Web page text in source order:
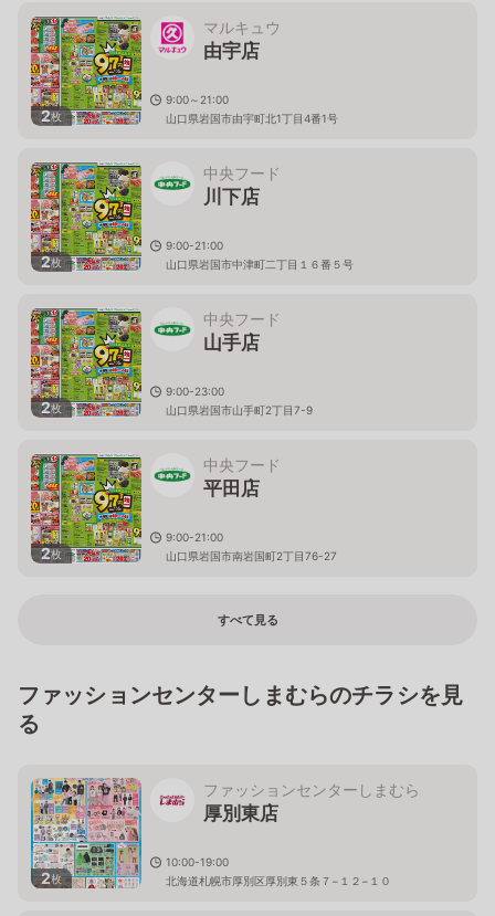
2枚
マルキュウ
由宇店
9:00～21:00
山口県岩国市由宇町北1丁目4番1号
2枚
中央フード
川下店
9:00-21:00
山口県岩国市中津町二丁目１６番５号
2枚
中央フード
山手店
9:00-23:00
山口県岩国市山手町2丁目7-9
2枚
中央フード
平田店
9:00-21:00
山口県岩国市南岩国町2丁目76-27
すべて見る
ファッションセンターしまむらのチラシを見
る
2枚
ファッションセンターしまむら
厚別東店
10:00-19:00
北海道札幌市厚別区厚別東５条７−１２−１０